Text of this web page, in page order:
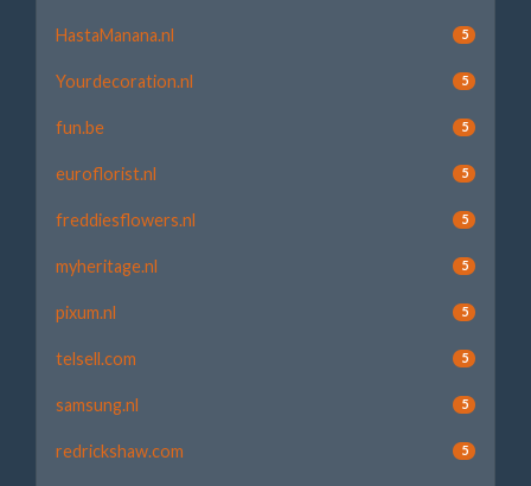
HastaManana.nl 5
Yourdecoration.nl 5
fun.be 5
euroflorist.nl 5
freddiesflowers.nl 5
myheritage.nl 5
pixum.nl 5
telsell.com 5
samsung.nl 5
redrickshaw.com 5